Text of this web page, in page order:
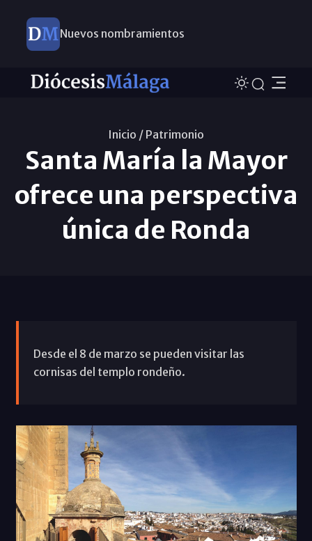
Nuevos nombramientos
Inicio / Patrimonio
Santa María la Mayor
ofrece una perspectiva
única de Ronda
Desde el 8 de marzo se pueden visitar las
cornisas del templo rondeño.